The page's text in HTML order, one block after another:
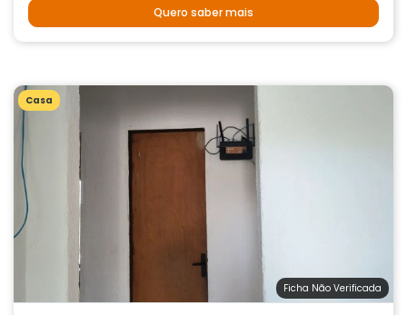
Quero saber mais
Casa
Ficha Não Verificada